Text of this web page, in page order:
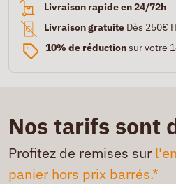
Livraison rapide en 24/72h
Livraison gratuite Dès 250€
10% de réductionsur votre
Nos tarifs sont
Profitez de remises sur
panier hors prix barrés.*